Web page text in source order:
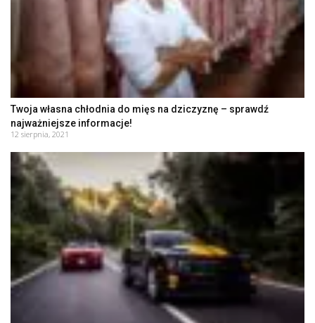
Twoja własna chłodnia do mięs na dziczyznę – sprawdź
najważniejsze informacje!
12 sierpnia, 2021